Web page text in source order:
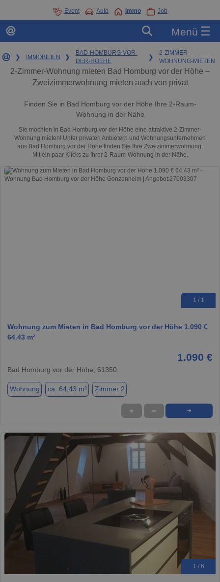
Event Auto Immo Job
Menü ☰
❯ IMMOBILIEN ❯
BAD-HOMBURG-VOR-
DER-HOEHE
❯
2-ZIMMER-
WOHNUNG-MIETEN
2-Zimmer-Wohnung mieten Bad Homburg vor der Höhe –
Zweizimmerwohnung mieten auch von privat
Finden Sie in Bad Homburg vor der Höhe Ihre 2-Raum-
Wohnung in der Nähe
Sie möchten in Bad Homburg vor der Höhe eine attraktive 2-Zimmer-
Wohnung mieten! Unter privaten Anbietern und Wohnungsunternehmen
aus Bad Homburg vor der Höhe finden Sie Ihre Zweizimmerwohnung.
Mit ein paar Klicks zu Ihrer 2-Raum-Wohnung in der Nähe.
1 / 1
Wohnung zum Mieten in Bad Homburg vor der Höhe 1.090 €
64.43 m²
1.090 €
Bad Homburg vor der Höhe, 61350
Wohnung ca. 64,43 m² Zimmer 2
★ ➦ ➜
1 / 6